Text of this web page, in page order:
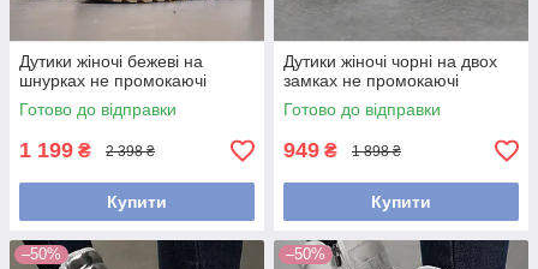
Дутики жіночі бежеві на
шнурках не промокаючі
Готово до відправки
1 199 ₴ 2 398 ₴
Купити
Дутики жіночі чорні на двох
замках не промокаючі
Готово до відправки
949 ₴ 1 898 ₴
Купити
–50% –50%